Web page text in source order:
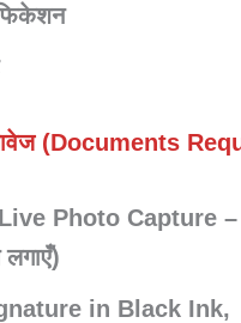
(Documents
Photo Capture –
in Black Ink,